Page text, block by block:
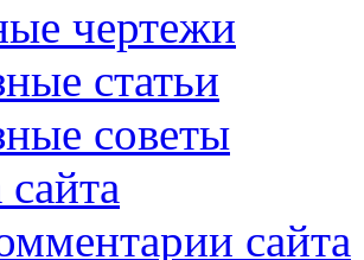
чертежи
статьи
советы
сайта